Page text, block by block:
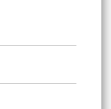
- 01/8/2026)
XÂY
LUẬT.